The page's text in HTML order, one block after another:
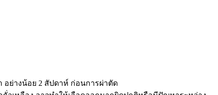
อย่างน้อย 2 สัปดาห์ ก่อนการผ่าตัด